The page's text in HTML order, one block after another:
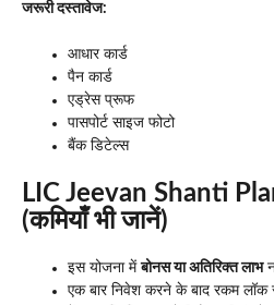
जरूरी दस्तावेज:
आधार कार्ड
पैन कार्ड
एड्रेस प्रूफ
पासपोर्ट साइज फोटो
बैंक डिटेल्स
LIC Jeevan Shanti
(कमियाँ भी जानें)
इस योजना मेंबोनस या अतिरिक्त लाभ
एक बार निवेश करने के बाद रकम लॉक